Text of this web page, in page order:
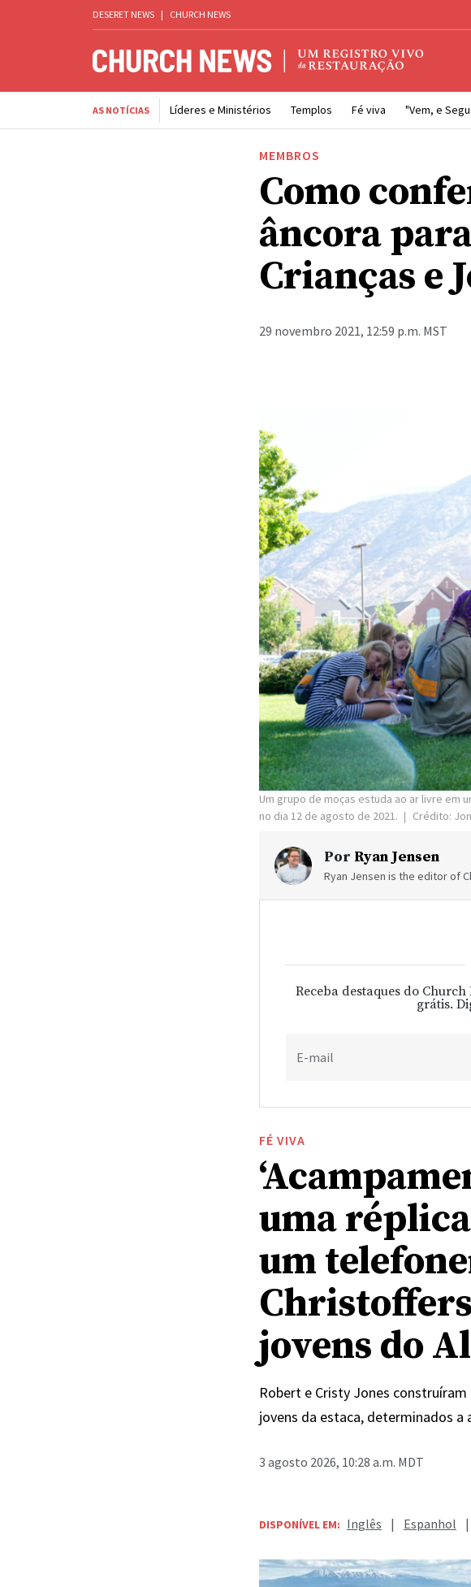
DESERET NEWS | CHURCH NEWS
AS NOTÍCIAS Líderes e Ministérios Templos Fé viva "Vem, e
MEMBROS
Como
âncora
Crianças e
29 novembro 2021, 12:59 p.m. MST
Um grupo de moças estuda ao ar livre em
no dia 12 de agosto de 2021.
Crédito:
Por Ryan Jensen
Ryan Jensen is the editor of
Receba destaques do
grátis.
E-mail
FÉ VIVA
uma
um
jovens do
Robert e Cristy Jones
jovens da estaca, determinados a
3 agosto 2026, 10:28 a.m. MDT
DISPONÍVEL EM: Inglês | Espanhol |